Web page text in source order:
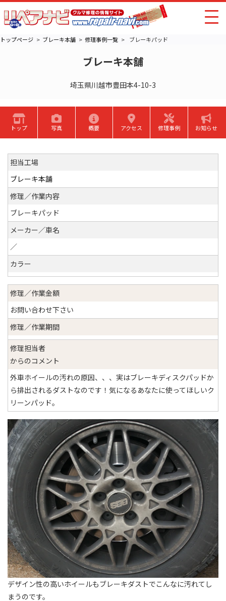
トップページ ブレーキ本舗 修理事例一覧 ブレーキパッド
ブレーキ本舗
埼玉県川越市豊田本4-10-3
トップ 写真 概要 アクセス 修理事例 お知らせ
担当工場
ブレーキ本舗
修理／作業内容
ブレーキパッド
メーカー／車名
／
カラー
修理／作業金額
お問い合わせ下さい
修理／作業期間
修理担当者
からのコメント
外車ホイールの汚れの原因、、、実はブレーキディスクパッドか
ら排出されるダストなのです！気になるあなたに使ってほしいク
リーンパッド。
デザイン性の高いホイールもブレーキダストでこんなに汚れてし
まうのです。